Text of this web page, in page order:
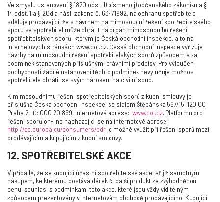
Ve smyslu ustanovení § 1820 odst. 1) písmeno j) občanského zákoníku a §
14 odst. 1 a § 20d a násl. zákona č. 634/1992, na ochranu spotřebitele
sděluje prodávající, že s návrhem na mimosoudní řešení spotřebitelského
sporu se spotřebitel může obrátit na orgán mimosoudního řešení
spotřebitelských sporů, kterým je Česká obchodní inspekce, a to na
internetových stránkách www.coi.cz. Česká obchodní inspekce vyřizuje
návrhy na mimosoudní řešení spotřebitelských sporů způsobem a za
podmínek stanovených příslušnými právními předpisy. Pro vyloučení
pochybností žádné ustanovení těchto podmínek nevylučuje možnost
spotřebitele obrátit se svým nárokem na civilní soud.
K mimosoudnímu řešení spotřebitelských sporů z kupní smlouvy je
příslušná Česká obchodní inspekce, se sídlem Štěpánská 567/15, 120 00
Praha 2, IČ: 000 20 869, internetová adresa: www.coi.cz. Platformu pro
řešení sporů on-line nacházející se na internetové adrese
http://ec.europa.eu/consumers/odr je možné využít při řešení sporů mezi
prodávajícím a kupujícím z kupní smlouvy.
12. SPOTŘEBITELSKÉ AKCE
V případě, že se kupující účastní spotřebitelské akce, ať již samotným
nákupem, ke kterému dostává dárek či další produkt za zvýhodněnou
cenu, souhlasí s podmínkami této akce, které jsou vždy viditelným
způsobem prezentovány v internetovém obchodě prodávajícího. Kupující